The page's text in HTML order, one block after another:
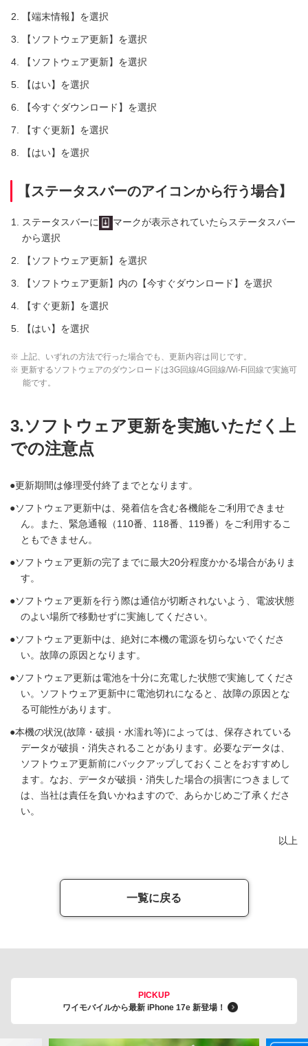
【端末情報】を選択
【ソフトウェア更新】を選択
【ソフトウェア更新】を選択
【はい】を選択
【今すぐダウンロード】を選択
【すぐ更新】を選択
【はい】を選択
【ステータスバーのアイコンから行う場合】
ステータスバーに
マークが表示されていたらステータスバー
から選択
【ソフトウェア更新】を選択
【ソフトウェア更新】内の【今すぐダウンロード】を選択
【すぐ更新】を選択
【はい】を選択
※ 上記、いずれの方法で行った場合でも、更新内容は同じです。
※ 更新するソフトウェアのダウンロードは3G回線/4G回線/Wi-Fi回線で実施可
能です。
3.ソフトウェア更新を実施いただく上
での注意点
更新期間は修理受付終了までとなります。
ソフトウェア更新中は、発着信を含む各機能をご利用できませ
ん。また、緊急通報（110番、118番、119番）をご利用するこ
ともできません。
ソフトウェア更新の完了までに最大20分程度かかる場合がありま
す。
ソフトウェア更新を行う際は通信が切断されないよう、電波状態
のよい場所で移動せずに実施してください。
ソフトウェア更新中は、絶対に本機の電源を切らないでくださ
い。故障の原因となります。
ソフトウェア更新は電池を十分に充電した状態で実施してくださ
い。ソフトウェア更新中に電池切れになると、故障の原因とな
る可能性があります。
本機の状況(故障・破損・水濡れ等)によっては、保存されている
データが破損・消失されることがあります。必要なデータは、
ソフトウェア更新前にバックアップしておくことをおすすめし
ます。なお、データが破損・消失した場合の損害につきまして
は、当社は責任を負いかねますので、あらかじめご了承くださ
い。
以上
一覧に戻る
PICKUP
ワイモバイルから最新 iPhone 17e 新登場！